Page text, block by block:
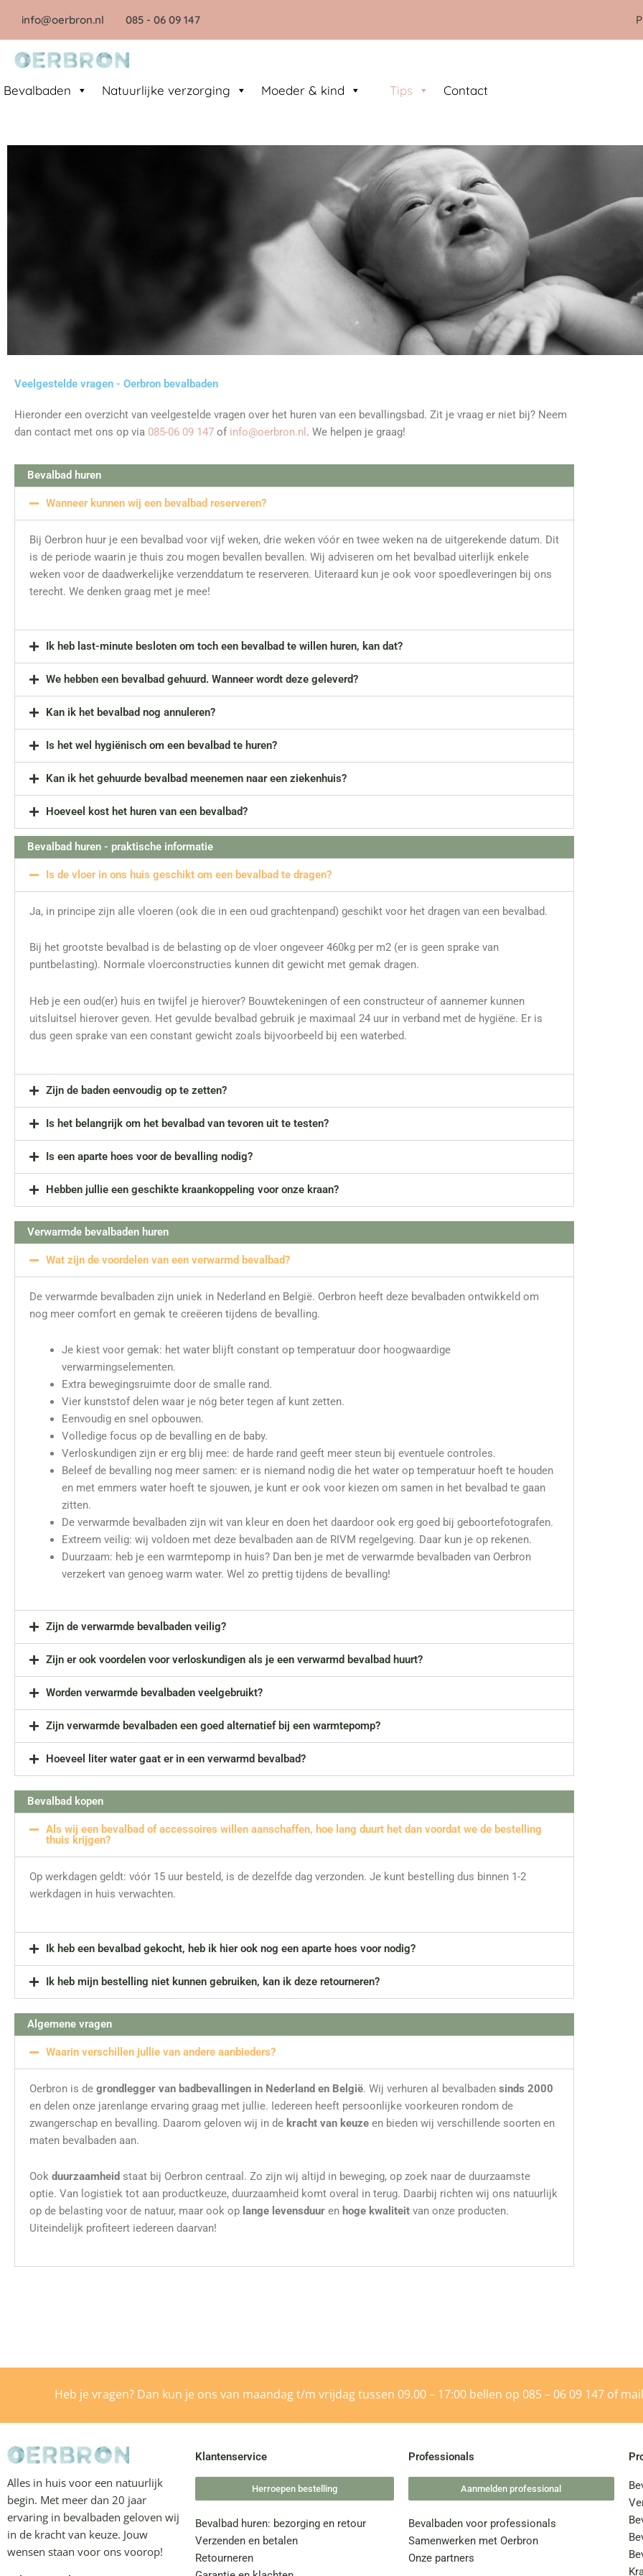
de
inhoud
info@oerbron.nl 085 - 06 09 147
Bevalbaden Natuurlijke verzorging Moeder & kind Tips Contact
Veelgestelde vragen - Oerbron bevalbaden
Hieronder een overzicht van veelgestelde vragen over het huren van een bevallingsbad. Zit je vraag er niet bij? Neem
dan contact met ons op via 085-06 09 147 of info@oerbron.nl . We helpen je graag!
Bevalbad huren
Wanneer kunnen wij een bevalbad reserveren?
Bij Oerbron huur je een bevalbad voor vijf weken, drie weken vóór en twee weken na de uitgerekende datum. Dit
is de periode waarin je thuis zou mogen bevallen bevallen. Wij adviseren om het bevalbad uiterlijk enkele
weken voor de daadwerkelijke verzenddatum te reserveren. Uiteraard kun je ook voor spoedleveringen bij ons
terecht. We denken graag met je mee!
Ik heb last-minute besloten om toch een bevalbad te willen huren, kan dat?
We hebben een bevalbad gehuurd. Wanneer wordt deze geleverd?
Kan ik het bevalbad nog annuleren?
Is het wel hygiënisch om een bevalbad te huren?
Kan ik het gehuurde bevalbad meenemen naar een ziekenhuis?
Hoeveel kost het huren van een bevalbad?
Bevalbad huren - praktische informatie
Is de vloer in ons huis geschikt om een bevalbad te dragen?
Ja, in principe zijn alle vloeren (ook die in een oud grachtenpand) geschikt voor het dragen van een bevalbad.
Bij het grootste bevalbad is de belasting op de vloer ongeveer 460kg per m2 (er is geen sprake van
puntbelasting). Normale vloerconstructies kunnen dit gewicht met gemak dragen.
Heb je een oud(er) huis en twijfel je hierover? Bouwtekeningen of een constructeur of aannemer kunnen
uitsluitsel hierover geven. Het gevulde bevalbad gebruik je maximaal 24 uur in verband met de hygiëne. Er is
dus geen sprake van een constant gewicht zoals bijvoorbeeld bij een waterbed.
Zijn de baden eenvoudig op te zetten?
Is het belangrijk om het bevalbad van tevoren uit te testen?
Is een aparte hoes voor de bevalling nodig?
Hebben jullie een geschikte kraankoppeling voor onze kraan?
Verwarmde bevalbaden huren
Wat zijn de voordelen van een verwarmd bevalbad?
De verwarmde bevalbaden zijn uniek in Nederland en België. Oerbron heeft deze bevalbaden ontwikkeld om
nog meer comfort en gemak te creëeren tijdens de bevalling.
Je kiest voor gemak: het water blijft constant op temperatuur door hoogwaardige
verwarmingselementen.
Extra bewegingsruimte door de smalle rand.
Vier kunststof delen waar je nóg beter tegen af kunt zetten.
Eenvoudig en snel opbouwen.
Volledige focus op de bevalling en de baby.
Verloskundigen zijn er erg blij mee: de harde rand geeft meer steun bij eventuele controles.
Beleef de bevalling nog meer samen: er is niemand nodig die het water op temperatuur hoeft te houden
en met emmers water hoeft te sjouwen, je kunt er ook voor kiezen om samen in het bevalbad te gaan
zitten.
De verwarmde bevalbaden zijn wit van kleur en doen het daardoor ook erg goed bij geboortefotografen.
Extreem veilig: wij voldoen met deze bevalbaden aan de RIVM regelgeving. Daar kun je op rekenen.
Duurzaam: heb je een warmtepomp in huis? Dan ben je met de verwarmde bevalbaden van Oerbron
verzekert van genoeg warm water. Wel zo prettig tijdens de bevalling!
Zijn de verwarmde bevalbaden veilig?
Zijn er ook voordelen voor verloskundigen als je een verwarmd bevalbad huurt?
Worden verwarmde bevalbaden veelgebruikt?
Zijn verwarmde bevalbaden een goed alternatief bij een warmtepomp?
Hoeveel liter water gaat er in een verwarmd bevalbad?
Bevalbad kopen
Als wij een bevalbad of accessoires willen aanschaffen, hoe lang duurt het dan voordat we de bestelling
thuis krijgen?
Op werkdagen geldt: vóór 15 uur besteld, is de dezelfde dag verzonden. Je kunt bestelling dus binnen 1-2
werkdagen in huis verwachten.
Ik heb een bevalbad gekocht, heb ik hier ook nog een aparte hoes voor nodig?
Ik heb mijn bestelling niet kunnen gebruiken, kan ik deze retourneren?
Algemene vragen
Waarin verschillen jullie van andere aanbieders?
Oerbron is de grondlegger van badbevallingen in Nederland en België. Wij verhuren al bevalbaden sinds 2000
en delen onze jarenlange ervaring graag met jullie. Iedereen heeft persoonlijke voorkeuren rondom de
zwangerschap en bevalling. Daarom geloven wij in de kracht van keuze en bieden wij verschillende soorten en
maten bevalbaden aan.
Ook duurzaamheid staat bij Oerbron centraal. Zo zijn wij altijd in beweging, op zoek naar de duurzaamste
optie. Van logistiek tot aan productkeuze, duurzaamheid komt overal in terug. Daarbij richten wij ons natuurlijk
op de belasting voor de natuur, maar ook op lange levensduur en hoge kwaliteit van onze producten.
Uiteindelijk profiteert iedereen daarvan!
Heb je vragen? Dan kun je ons van maandag t/m vrijdag tussen 09.00 – 17:00 bellen op 085 – 06 09 147 of
Alles in huis voor een natuurlijk
begin. Met meer dan 20 jaar
ervaring in bevalbaden geloven wij
in de kracht van keuze. Jouw
wensen staan voor ons voorop!
Klantenservice
Herroepen bestelling
Bevalbad huren: bezorging en retour
Verzenden en betalen
Retourneren
Professionals
Aanmelden professional
Bevalbaden voor professionals
Samenwerken met Oerbron
Onze partners